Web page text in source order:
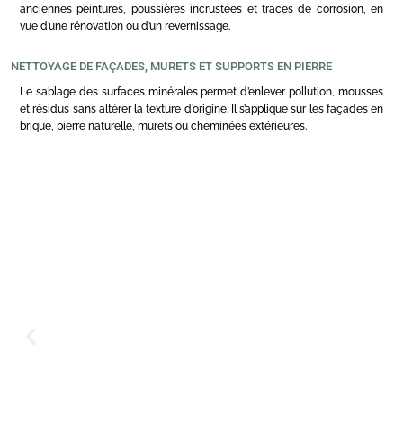
anciennes peintures, poussières incrustées et traces de corrosion, en
vue d’une rénovation ou d’un revernissage.
NETTOYAGE DE FAÇADES, MURETS ET SUPPORTS EN PIERRE
Le sablage des surfaces minérales permet d’enlever pollution, mousses
et résidus sans altérer la texture d’origine. Il s’applique sur les façades en
brique, pierre naturelle, murets ou cheminées extérieures.